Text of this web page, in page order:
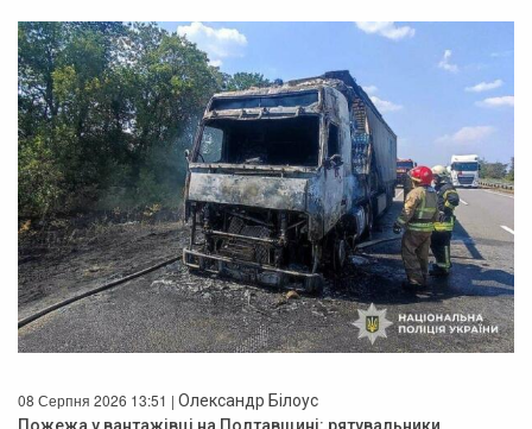
08 Серпня 2026 13:51 | Олександр Білоус
Пожежа у вантажівці на Полтавщині: рятувальники